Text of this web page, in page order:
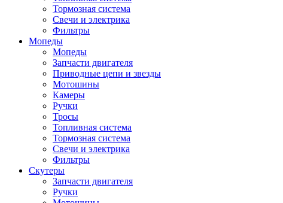
Тормозная система
Свечи и электрика
Фильтры
Мопеды
Мопеды
Запчасти двигателя
Приводные цепи и звезды
Мотошины
Камеры
Ручки
Тросы
Топливная система
Тормозная система
Свечи и электрика
Фильтры
Cкутеры
Запчасти двигателя
Ручки